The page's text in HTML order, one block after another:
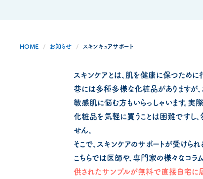
HOME お知らせ スキンキュアサポート
スキンケアとは、肌を健康に保つために
巷には多種多様な化粧品がありますが
敏感肌に悩む方もいらっしゃいます。実
化粧品を気軽に買うことは困難ですし
せん。
そこで、スキンケアのサポートが受けられ
こちらでは医師や、専門家の様々なコラ
供されたサンプルが無料で直接自宅に